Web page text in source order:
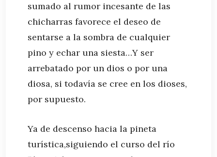
sumado al rumor incesante de las
chicharras favorece el deseo de
sentarse a la sombra de cualquier
pino y echar una siesta…Y ser
arrebatado por un dios o por una
diosa, si todavía se cree en los dioses,
por supuesto.
Ya de descenso hacia la pineta
turística,siguiendo el curso del río